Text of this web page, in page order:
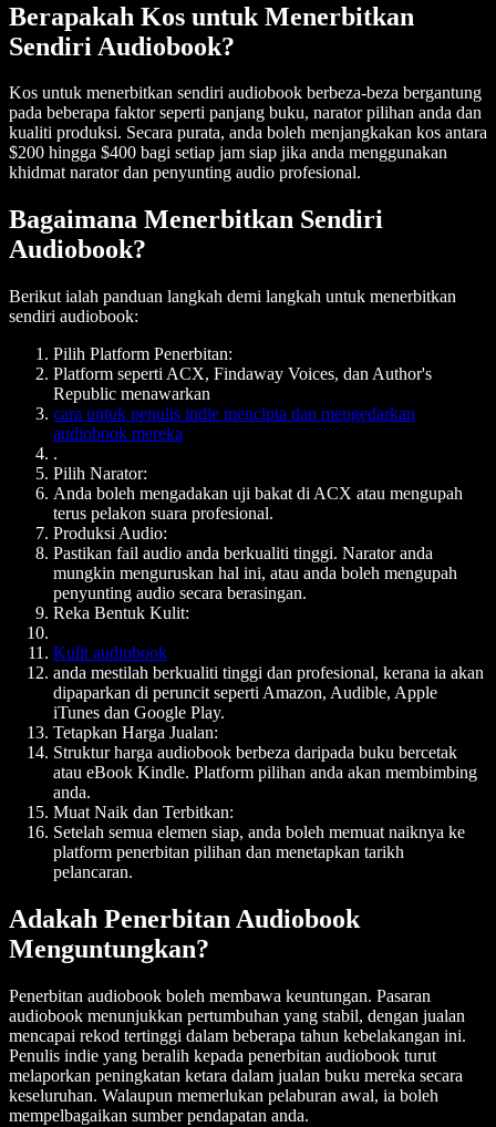
Berapakah Kos untuk Menerbitkan
Sendiri Audiobook?
Kos untuk menerbitkan sendiri audiobook berbeza-beza bergantung
pada beberapa faktor seperti panjang buku, narator pilihan anda dan
kualiti produksi. Secara purata, anda boleh menjangkakan kos antara
$200 hingga $400 bagi setiap jam siap jika anda menggunakan
khidmat narator dan penyunting audio profesional.
Bagaimana Menerbitkan Sendiri
Audiobook?
Berikut ialah panduan langkah demi langkah untuk menerbitkan
sendiri audiobook:
Pilih Platform Penerbitan:
Platform seperti ACX, Findaway Voices, dan Author's
Republic menawarkan
cara untuk penulis indie mencipta dan mengedarkan
audiobook mereka
.
Pilih Narator:
Anda boleh mengadakan uji bakat di ACX atau mengupah
terus pelakon suara profesional.
Produksi Audio:
Pastikan fail audio anda berkualiti tinggi. Narator anda
mungkin menguruskan hal ini, atau anda boleh mengupah
penyunting audio secara berasingan.
Reka Bentuk Kulit:
Kulit audiobook
anda mestilah berkualiti tinggi dan profesional, kerana ia akan
dipaparkan di peruncit seperti Amazon, Audible, Apple
iTunes dan Google Play.
Tetapkan Harga Jualan:
Struktur harga audiobook berbeza daripada buku bercetak
atau eBook Kindle. Platform pilihan anda akan membimbing
anda.
Muat Naik dan Terbitkan:
Setelah semua elemen siap, anda boleh memuat naiknya ke
platform penerbitan pilihan dan menetapkan tarikh
pelancaran.
Adakah Penerbitan Audiobook
Menguntungkan?
Penerbitan audiobook boleh membawa keuntungan. Pasaran
audiobook menunjukkan pertumbuhan yang stabil, dengan jualan
mencapai rekod tertinggi dalam beberapa tahun kebelakangan ini.
Penulis indie yang beralih kepada penerbitan audiobook turut
melaporkan peningkatan ketara dalam jualan buku mereka secara
keseluruhan. Walaupun memerlukan pelaburan awal, ia boleh
mempelbagaikan sumber pendapatan anda.